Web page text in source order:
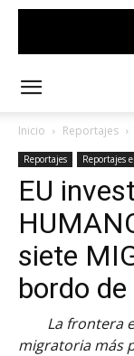
Inicio Reportajes
Reportajes Reportajes
EU
siete
bordo
La frontera
migratoria más